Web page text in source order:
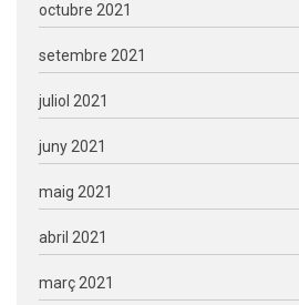
octubre 2021
setembre 2021
juliol 2021
juny 2021
maig 2021
abril 2021
març 2021